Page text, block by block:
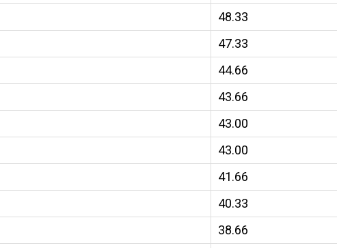
48.33
47.33
44.66
43.66
43.00
43.00
41.66
40.33
38.66